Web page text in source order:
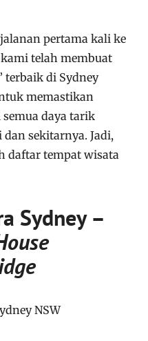
pertama kali ke
telah membuat
terbaik di Sydney
memastikan
daya tarik
sekitarnya. Jadi,
daftar tempat wisata
Sydney –
NSW